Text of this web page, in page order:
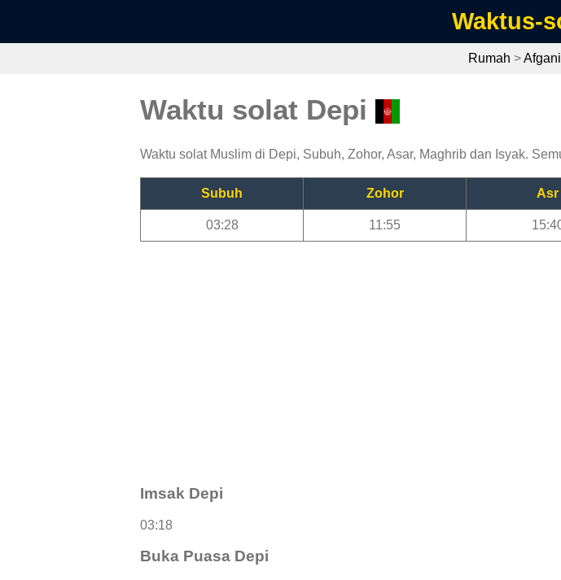
Waktus-
Rumah >
Waktu solat Depi
Waktu solat Muslim di Depi, Subuh, Zohor, Asar, Maghrib dan Isyak.
Subuh Zohor Asr
03:28 11:55
Imsak Depi
03:18
Buka Puasa Depi